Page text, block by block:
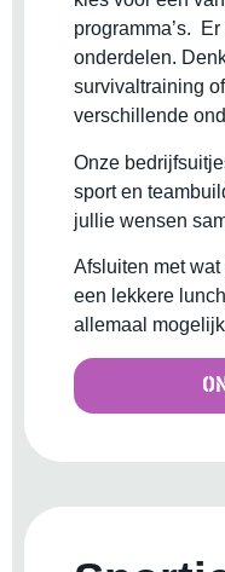
programma’s.
onderdelen.
survivaltraining
verschillende
Onze
sport en
jullie wensen
Afsluiten met
een lekkere
allemaal